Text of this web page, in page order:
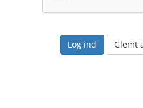
Glemt